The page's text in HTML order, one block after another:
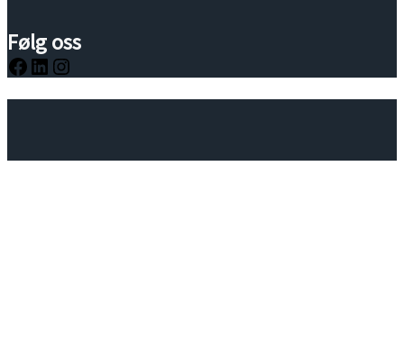
Følg oss
Facebook
LinkedIn
Instagram